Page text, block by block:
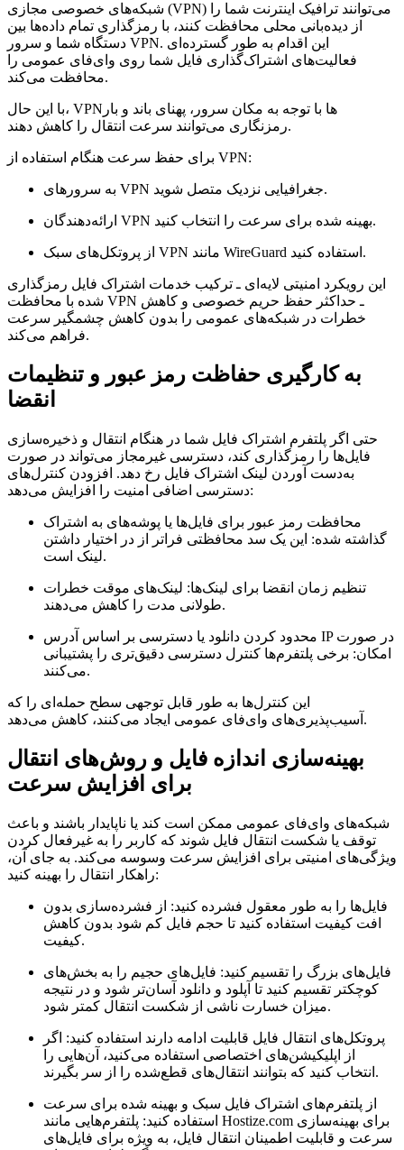
شبکه‌های خصوصی مجازی (VPN) می‌توانند ترافیک اینترنت شما را
از دیده‌بانی محلی محافظت کنند، با رمزگذاری تمام داده‌ها بین
دستگاه شما و سرور VPN. این اقدام به طور گسترده‌ای
فعالیت‌های اشتراک‌گذاری فایل شما روی وای‌فای عمومی را
محافظت می‌کند.
با این حال، VPNها با توجه به مکان سرور، پهنای باند و بار
رمزنگاری می‌توانند سرعت انتقال را کاهش دهند.
برای حفظ سرعت هنگام استفاده از VPN:
به سرورهای VPN جغرافیایی نزدیک متصل شوید.
ارائه‌دهندگان VPN بهینه شده برای سرعت را انتخاب کنید.
از پروتکل‌های سبک VPN مانند WireGuard استفاده کنید.
این رویکرد امنیتی لایه‌ای ـ ترکیب خدمات اشتراک فایل رمزگذاری
شده با محافظت VPN ـ حداکثر حفظ حریم خصوصی و کاهش
خطرات در شبکه‌های عمومی را بدون کاهش چشمگیر سرعت
فراهم می‌کند.
به کارگیری حفاظت رمز عبور و تنظیمات
انقضا
حتی اگر پلتفرم اشتراک فایل شما در هنگام انتقال و ذخیره‌سازی
فایل‌ها را رمزگذاری کند، دسترسی غیرمجاز می‌تواند در صورت
به‌دست آوردن لینک اشتراک فایل رخ دهد. افزودن کنترل‌های
دسترسی اضافی امنیت را افزایش می‌دهد:
محافظت رمز عبور برای فایل‌ها یا پوشه‌های به اشتراک
گذاشته شده: این یک سد محافظتی فراتر از در اختیار داشتن
لینک است.
تنظیم زمان انقضا برای لینک‌ها: لینک‌های موقت خطرات
طولانی مدت را کاهش می‌دهند.
محدود کردن دانلود یا دسترسی بر اساس آدرس IP در صورت
امکان: برخی پلتفرم‌ها کنترل دسترسی دقیق‌تری را پشتیبانی
می‌کنند.
این کنترل‌ها به طور قابل توجهی سطح حمله‌ای را که
آسیب‌پذیری‌های وای‌فای عمومی ایجاد می‌کنند، کاهش می‌دهد.
بهینه‌سازی اندازه فایل و روش‌های انتقال
برای افزایش سرعت
شبکه‌های وای‌فای عمومی ممکن است کند یا ناپایدار باشند و باعث
توقف یا شکست انتقال فایل شوند که کاربر را به غیرفعال کردن
ویژگی‌های امنیتی برای افزایش سرعت وسوسه می‌کند. به جای آن،
راهکار انتقال را بهینه کنید:
فایل‌ها را به طور معقول فشرده کنید: از فشرده‌سازی بدون
افت کیفیت استفاده کنید تا حجم فایل کم شود بدون کاهش
کیفیت.
فایل‌های بزرگ را تقسیم کنید: فایل‌های حجیم را به بخش‌های
کوچکتر تقسیم کنید تا آپلود و دانلود آسان‌تر شود و در نتیجه
میزان خسارت ناشی از شکست انتقال کمتر شود.
پروتکل‌های انتقال فایل قابلیت ادامه دارند استفاده کنید: اگر
از اپلیکیشن‌های اختصاصی استفاده می‌کنید، آن‌هایی را
انتخاب کنید که بتوانند انتقال‌های قطع‌شده را از سر بگیرند.
از پلتفرم‌های اشتراک فایل سبک و بهینه شده برای سرعت
استفاده کنید: پلتفرم‌هایی مانند Hostize.com برای بهینه‌سازی
سرعت و قابلیت اطمینان انتقال فایل، به ویژه برای فایل‌های